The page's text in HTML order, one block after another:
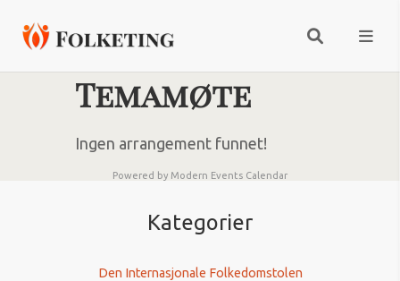
Temamøte
Ingen arrangement funnet!
Powered by Modern Events Calendar
Kategorier
Den Internasjonale Folkedomstolen